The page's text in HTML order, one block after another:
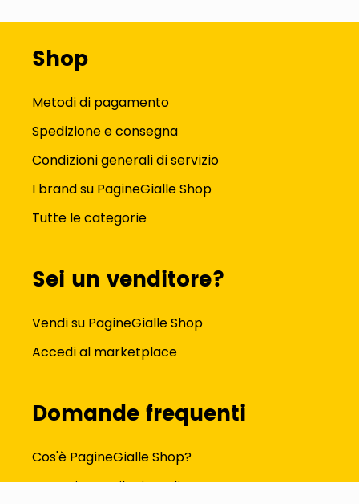
Shop
Metodi di pagamento
Spedizione e consegna
Condizioni generali di servizio
I brand su PagineGialle Shop
Tutte le categorie
Sei un venditore?
Vendi su PagineGialle Shop
Accedi al marketplace
Domande frequenti
Cos'è PagineGialle Shop?
Dove si trova il mio ordine?